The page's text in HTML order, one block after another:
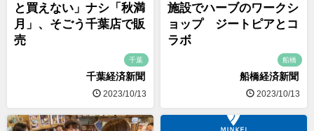
と買えない」ナシ「秋満
月」、そごう千葉店で販
売
千葉
千葉経済新聞
2023/10/13
施設でハーブのワークシ
ョップ ジートピアとコ
ラボ
船橋
船橋経済新聞
2023/10/13